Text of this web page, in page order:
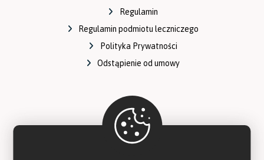
Regulamin
Regulamin podmiotu leczniczego
Polityka Prywatności
Odstąpienie od umowy
Social icons